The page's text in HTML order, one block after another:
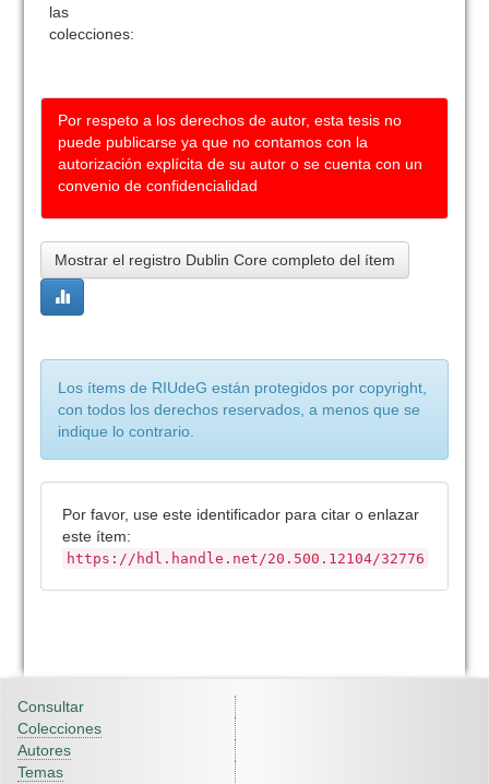
las
colecciones:
Por respeto a los derechos de autor, esta tesis no
puede publicarse ya que no contamos con la
autorización explícita de su autor o se cuenta con un
convenio de confidencialidad
Mostrar el registro Dublin Core completo del ítem
Los ítems de RIUdeG están protegidos por copyright,
con todos los derechos reservados, a menos que se
indique lo contrario.
Por favor, use este identificador para citar o enlazar
este ítem:
https://hdl.handle.net/20.500.12104/32776
Consultar
Colecciones
Autores
Temas